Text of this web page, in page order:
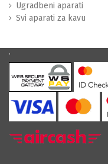
Ugradbeni aparati
Svi aparati za kavu
.